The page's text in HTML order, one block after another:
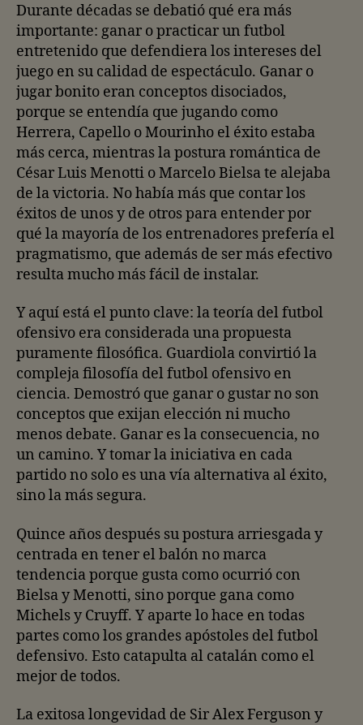
Durante décadas se debatió qué era más
importante: ganar o practicar un futbol
entretenido que defendiera los intereses del
juego en su calidad de espectáculo. Ganar o
jugar bonito eran conceptos disociados,
porque se entendía que jugando como
Herrera, Capello o Mourinho el éxito estaba
más cerca, mientras la postura romántica de
César Luis Menotti o Marcelo Bielsa te alejaba
de la victoria. No había más que contar los
éxitos de unos y de otros para entender por
qué la mayoría de los entrenadores prefería el
pragmatismo, que además de ser más efectivo
resulta mucho más fácil de instalar.
Y aquí está el punto clave: la teoría del futbol
ofensivo era considerada una propuesta
puramente filosófica. Guardiola convirtió la
compleja filosofía del futbol ofensivo en
ciencia. Demostró que ganar o gustar no son
conceptos que exijan elección ni mucho
menos debate. Ganar es la consecuencia, no
un camino. Y tomar la iniciativa en cada
partido no solo es una vía alternativa al éxito,
sino la más segura.
Quince años después su postura arriesgada y
centrada en tener el balón no marca
tendencia porque gusta como ocurrió con
Bielsa y Menotti, sino porque gana como
Michels y Cruyff. Y aparte lo hace en todas
partes como los grandes apóstoles del futbol
defensivo. Esto catapulta al catalán como el
mejor de todos.
La exitosa longevidad de Sir Alex Ferguson y